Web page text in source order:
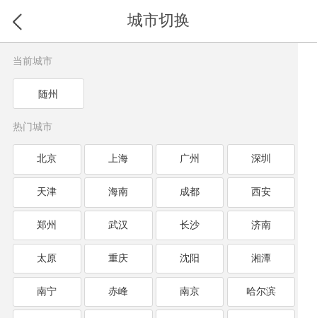
城市切换
当前城市
随州
热门城市
北京 上海 广州 深圳
天津 海南 成都 西安
郑州 武汉 长沙 济南
太原 重庆 沈阳 湘潭
南宁 赤峰 南京 哈尔滨